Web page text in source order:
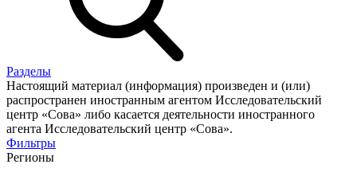
Разделы
Настоящий материал (информация) произведен и (или)
распространен иностранным агентом Исследовательский
центр «Сова» либо касается деятельности иностранного
агента Исследовательский центр «Сова».
Фильтры
Регионы